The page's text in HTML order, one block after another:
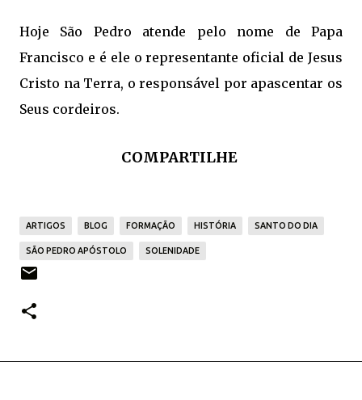
Hoje São Pedro atende pelo nome de Papa
Francisco e é ele o representante oficial de Jesus
Cristo na Terra, o responsável por apascentar os
Seus cordeiros.
COMPARTILHE
ARTIGOS BLOG FORMAÇÃO HISTÓRIA SANTO DO DIA
SÃO PEDRO APÓSTOLO SOLENIDADE